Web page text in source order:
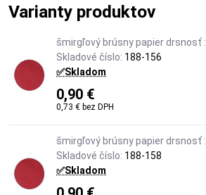
Varianty produktov
šmirgľový brúsny papier drsnosť :
Skladové číslo: 188-156
✅Skladom
0,90 €
0,73 € bez DPH
šmirgľový brúsny papier drsnosť :
Skladové číslo: 188-158
✅Skladom